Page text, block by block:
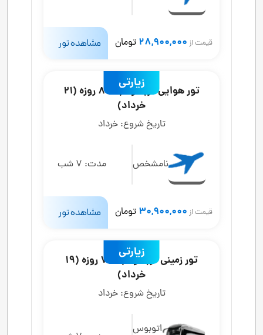
قیمت از 28,900,000 تومان مشاهده تور
زیارتی
تور هوایی کربلا و نجف 8 روزه (21
خرداد)
تاریخ شروع: خرداد
نامشخص مدت: 7 شب
قیمت از 30,900,000 تومان مشاهده تور
زیارتی
تور زمینی کربلا و نجف 7 روزه (19
خرداد)
تاریخ شروع: خرداد
اتوبوس